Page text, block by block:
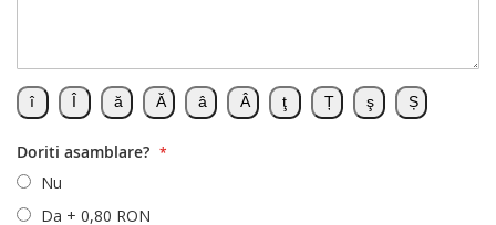
Doriti asamblare?
Nu
Da + 0,80 RON